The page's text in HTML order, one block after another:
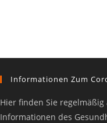
Informationen Zum
Hier finden Sie
Informationen des